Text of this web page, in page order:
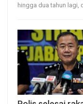
hingga dua tahun lagi,